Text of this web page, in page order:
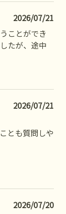
2026/07/21
ことができ
たが、途中
2026/07/21
とも質問しや
2026/07/20